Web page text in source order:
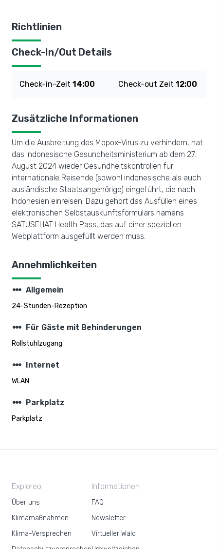
Richtlinien
Check-In/Out Details
Check-in-Zeit 14:00 Check-out Zeit 12:00
Zusätzliche Informationen
Um die Ausbreitung des Mopox-Virus zu verhindern, hat
das indonesische Gesundheitsministerium ab dem 27.
August 2024 wieder Gesundheitskontrollen für
internationale Reisende (sowohl indonesische als auch
ausländische Staatsangehörige) eingeführt, die nach
Indonesien einreisen. Dazu gehört das Ausfüllen eines
elektronischen Selbstauskunftsformulars namens
SATUSEHAT Health Pass, das auf einer speziellen
Webplattform ausgefüllt werden muss.
Annehmlichkeiten
steppers Allgemein
24-Stunden-Rezeption
steppers Für Gäste mit Behinderungen
Rollstuhlzugang
steppers Internet
WLAN
steppers Parkplatz
Parkplatz
Exploreo
Über uns
Klimamaßnahmen
Klima-Versprechen
Informationen
FAQ
Newsletter
Virtueller Wald